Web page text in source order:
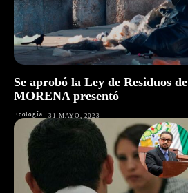
Se aprobó la Ley de Residuos
MORENA presentó
Ecología 31 MAYO, 2023